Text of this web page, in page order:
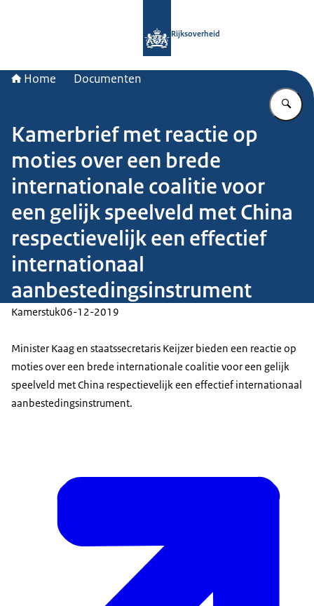
Rijksoverheid
Home Documenten
Kamerbrief met reactie op
moties over een brede
internationale coalitie voor
een gelijk speelveld met China
respectievelijk een effectief
internationaal
aanbestedingsinstrument
Kamerstuk06-12-2019
Minister Kaag en staatssecretaris Keijzer bieden een reactie op
moties over een brede internationale coalitie voor een gelijk
speelveld met China respectievelijk een effectief internationaal
aanbestedingsinstrument.